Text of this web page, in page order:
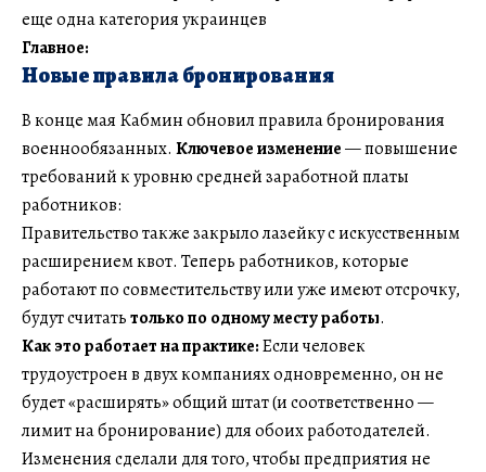
еще одна категория украинцев
Главное:
Новые правила бронирования
В конце мая Кабмин обновил правила бронирования
военнообязанных. Ключевое изменение— повышение
требований к уровню средней заработной платы
работников:
Правительство также закрыло лазейку с искусственным
расширением квот. Теперь работников, которые
работают по совместительству или уже имеют отсрочку,
будут считатьтолько по одному месту работы.
Как это работает на практике:Если человек
трудоустроен в двух компаниях одновременно, он не
будет «расширять» общий штат (и соответственно —
лимит на бронирование) для обоих работодателей.
Изменения сделали для того, чтобы предприятия не